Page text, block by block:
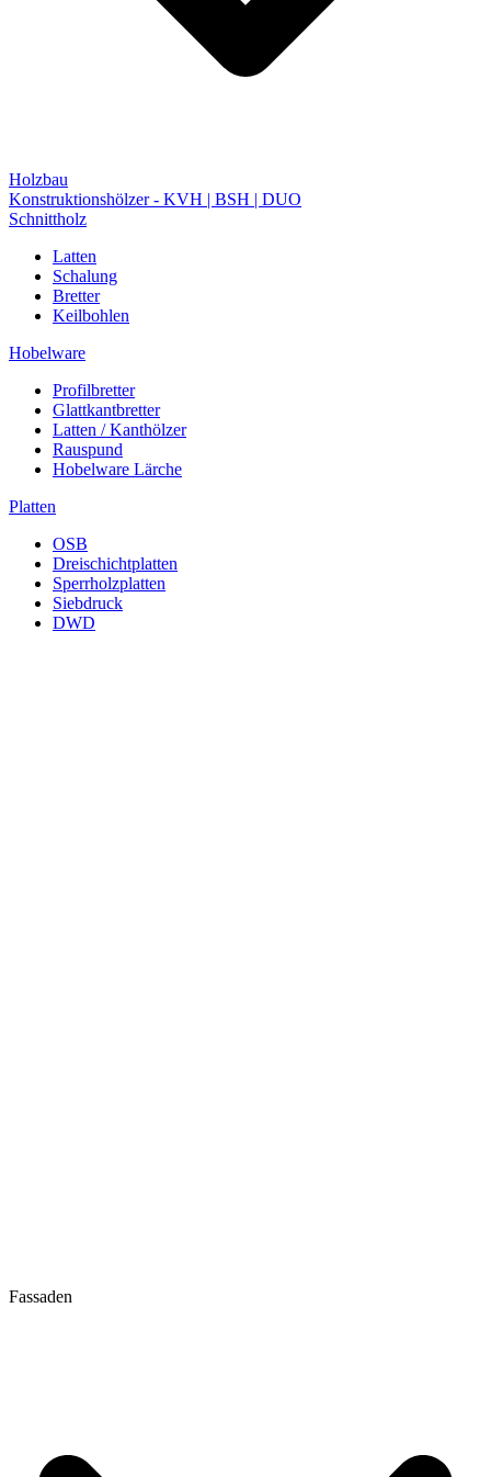
Holzbau
Konstruktionshölzer - KVH | BSH | DUO
Schnittholz
Latten
Schalung
Bretter
Keilbohlen
Hobelware
Profilbretter
Glattkantbretter
Latten / Kanthölzer
Rauspund
Hobelware Lärche
Platten
OSB
Dreischichtplatten
Sperrholzplatten
Siebdruck
DWD
Fassaden